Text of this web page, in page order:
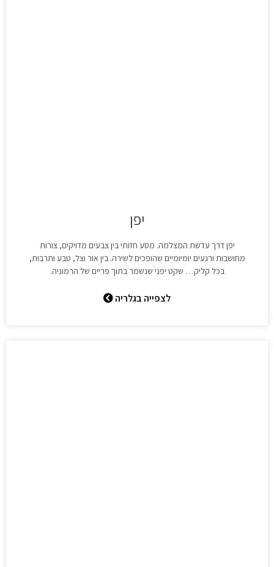
יפן
יפן דרך עדשת המצלמה. מסע חזותי בין צבעים מדויקים, צורות
מחושבות ורגעים יומיומיים שהופכים לשירה. בין אור וצל, טבע ותרבות,
בכל קליק… שקט יפני שנשמר בתוך פריים של הרמוניה.
לצפייה בגלריה